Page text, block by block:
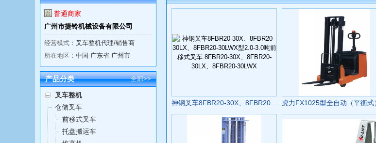
普通商家
广州市捷铃机械设备有限公司
经营模式： 叉车整机代理/销售商
所在地区： 中国 广东省 广州市
产品分类 全部>>
叉车整机
仓储叉车
前移式叉车
托盘搬运车
神钢叉车8FBR20-30X、8FBR20-30LX、8FBR20-30LWX型2.0-3.0吨前移式叉车 8FBR20-30X、8FBR20-30LX、8FBR20-30LWX